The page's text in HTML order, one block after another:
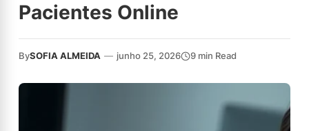
Pacientes Online
BySOFIA ALMEIDA — junho 25, 2026 9 min Read